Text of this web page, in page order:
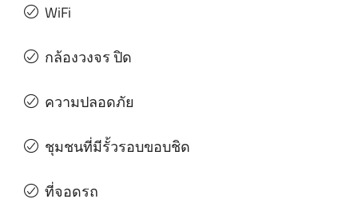
WiFi
กล้องวงจร ปิด
ความปลอดภัย
ชุมชนที่มีรั้วรอบขอบชิด
ที่จอดรถ